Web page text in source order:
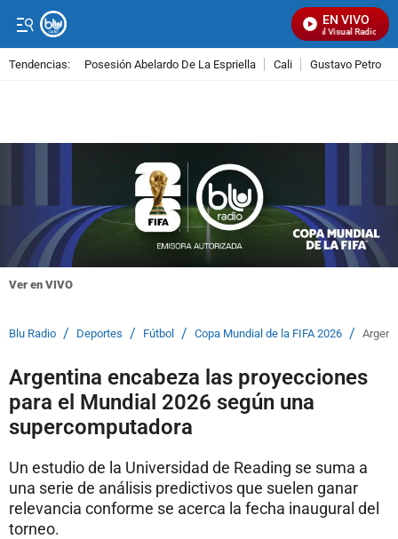
EN VIVO
Señal Visual Radio
Tendencias: Posesión Abelardo De La Espriella Cali Gustavo Petro
Ver en VIVO
Blu Radio / Deportes / Fútbol / Copa Mundial de la FIFA 2026 /
Argentina encabeza las proyecciones
para el Mundial 2026 según una
supercomputadora
Un estudio de la Universidad de Reading se suma a
una serie de análisis predictivos que suelen ganar
relevancia conforme se acerca la fecha inaugural del
torneo.